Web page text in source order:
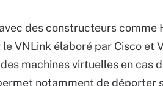
des constructeurs comme
VNLink élaboré par Cisco et
machines virtuelles en cas
notamment de déporter